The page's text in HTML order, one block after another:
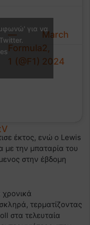
—
Formula
1 (@F1)
March
2,
2024
για να
έκτος, ενώ ο Lewis
με την μπαταρία του
στην έβδομη
τερματίζοντας
στα τελευταία